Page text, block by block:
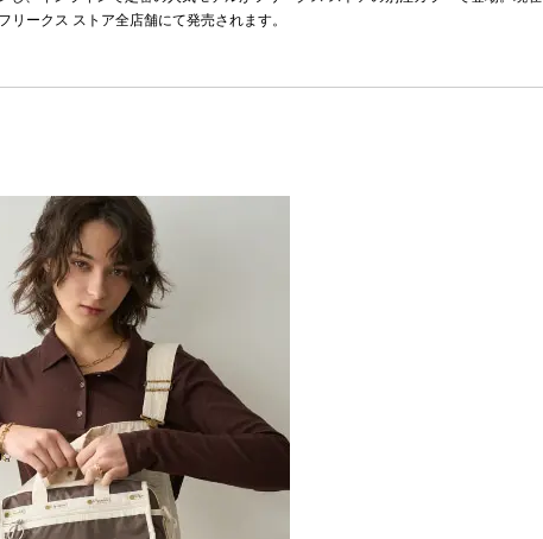
ークス ストア全店舗にて発売されます。